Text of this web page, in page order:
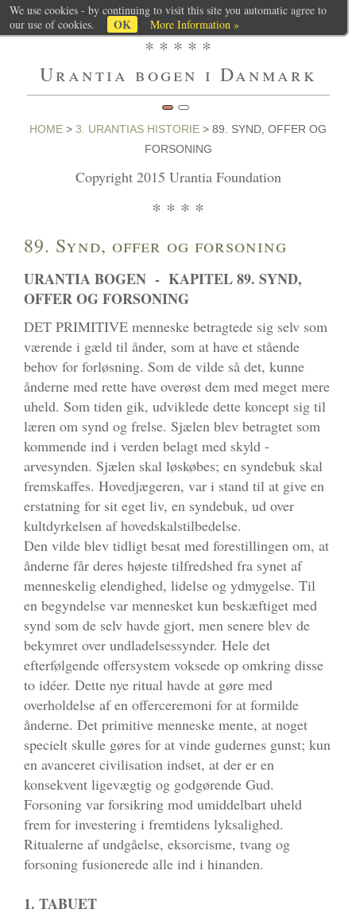
* * * * *
Urantia bogen i Danmark
HOME > 3. URANTIAS HISTORIE > 89. SYND, OFFER OG
FORSONING
Copyright 2015 Urantia Foundation
* * * *
89. Synd, offer og forsoning
URANTIA BOGEN - KAPITEL 89. SYND,
OFFER OG FORSONING
DET PRIMITIVE menneske betragtede sig selv som
værende i gæld til ånder, som at have et stående
behov for forløsning. Som de vilde så det, kunne
ånderne med rette have overøst dem med meget mere
uheld. Som tiden gik, udviklede dette koncept sig til
læren om synd og frelse. Sjælen blev betragtet som
kommende ind i verden belagt med skyld -
arvesynden. Sjælen skal løskøbes; en syndebuk skal
fremskaffes. Hovedjægeren, var i stand til at give en
erstatning for sit eget liv, en syndebuk, ud over
kultdyrkelsen af hovedskalstilbedelse.
Den vilde blev tidligt besat med forestillingen om, at
ånderne får deres højeste tilfredshed fra synet af
menneskelig elendighed, lidelse og ydmygelse. Til
en begyndelse var mennesket kun beskæftiget med
synd som de selv havde gjort, men senere blev de
bekymret over undladelsessynder. Hele det
efterfølgende offersystem voksede op omkring disse
to idéer. Dette nye ritual havde at gøre med
overholdelse af en offerceremoni for at formilde
ånderne. Det primitive menneske mente, at noget
specielt skulle gøres for at vinde gudernes gunst; kun
en avanceret civilisation indset, at der er en
konsekvent ligevægtig og godgørende Gud.
Forsoning var forsikring mod umiddelbart uheld
frem for investering i fremtidens lyksalighed.
Ritualerne af undgåelse, eksorcisme, tvang og
forsoning fusionerede alle ind i hinanden.
1. TABUET
We use cookies - by continuing to visit this site you automatic agree to
our use of cookies.
OK More Information »